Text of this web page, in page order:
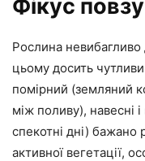
Фікус
Рослина
цьому досить
помірний (земляний
між поливу), навесні
спекотні дні) бажано
активної вегетації,